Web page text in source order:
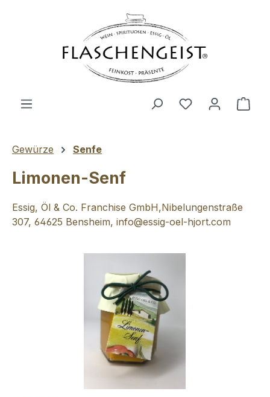
Du hast 0
Gewürze Senfe
Limonen-Senf
Essig, Öl & Co. Franchise GmbH,Nibelungenstraße
307, 64625 Bensheim, info@essig-oel-hjort.com